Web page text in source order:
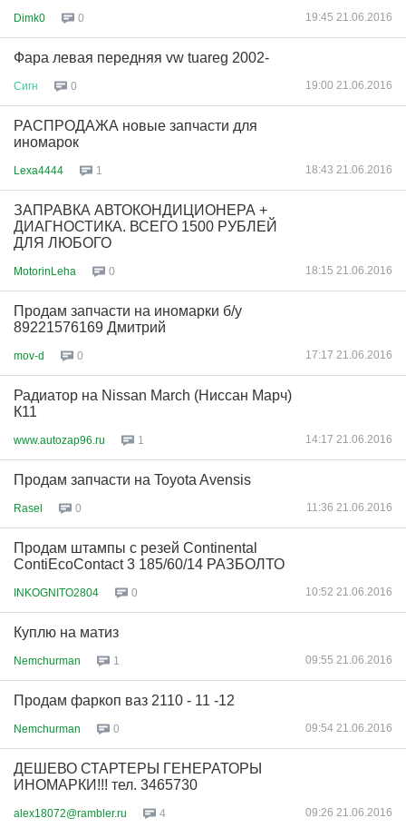
Dimk0 0 19:45 21.06.2016
Фара левая передняя vw tuareg 2002-
Сигн 0 19:00 21.06.2016
РАСПРОДАЖА новые запчасти для
иномарок
Lexa4444 1 18:43 21.06.2016
ЗАПРАВКА АВТОКОНДИЦИОНЕРА +
ДИАГНОСТИКА. ВСЕГО 1500 РУБЛЕЙ
ДЛЯ ЛЮБОГО
MotorinLeha 0 18:15 21.06.2016
Продам запчасти на иномарки б/у
89221576169 Дмитрий
mov-d 0 17:17 21.06.2016
Радиатор на Nissan March (Ниссан Марч)
К11
www.autozap96.ru 1 14:17 21.06.2016
Продам запчасти на Toyota Avensis
Rasel 0 11:36 21.06.2016
Продам штампы с резей Continental
ContiEcoContact 3 185/60/14 РАЗБОЛТО
INKOGNITO2804 0 10:52 21.06.2016
Куплю на матиз
Nemchurman 1 09:55 21.06.2016
Продам фаркоп ваз 2110 - 11 -12
Nemchurman 0 09:54 21.06.2016
ДЕШЕВО СТАРТЕРЫ ГЕНЕРАТОРЫ
ИНОМАРКИ!!! тел. 3465730
alex18072@rambler.ru 4 09:26 21.06.2016